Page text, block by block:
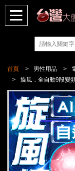
首頁 男性用品
旋風．全自動9段變